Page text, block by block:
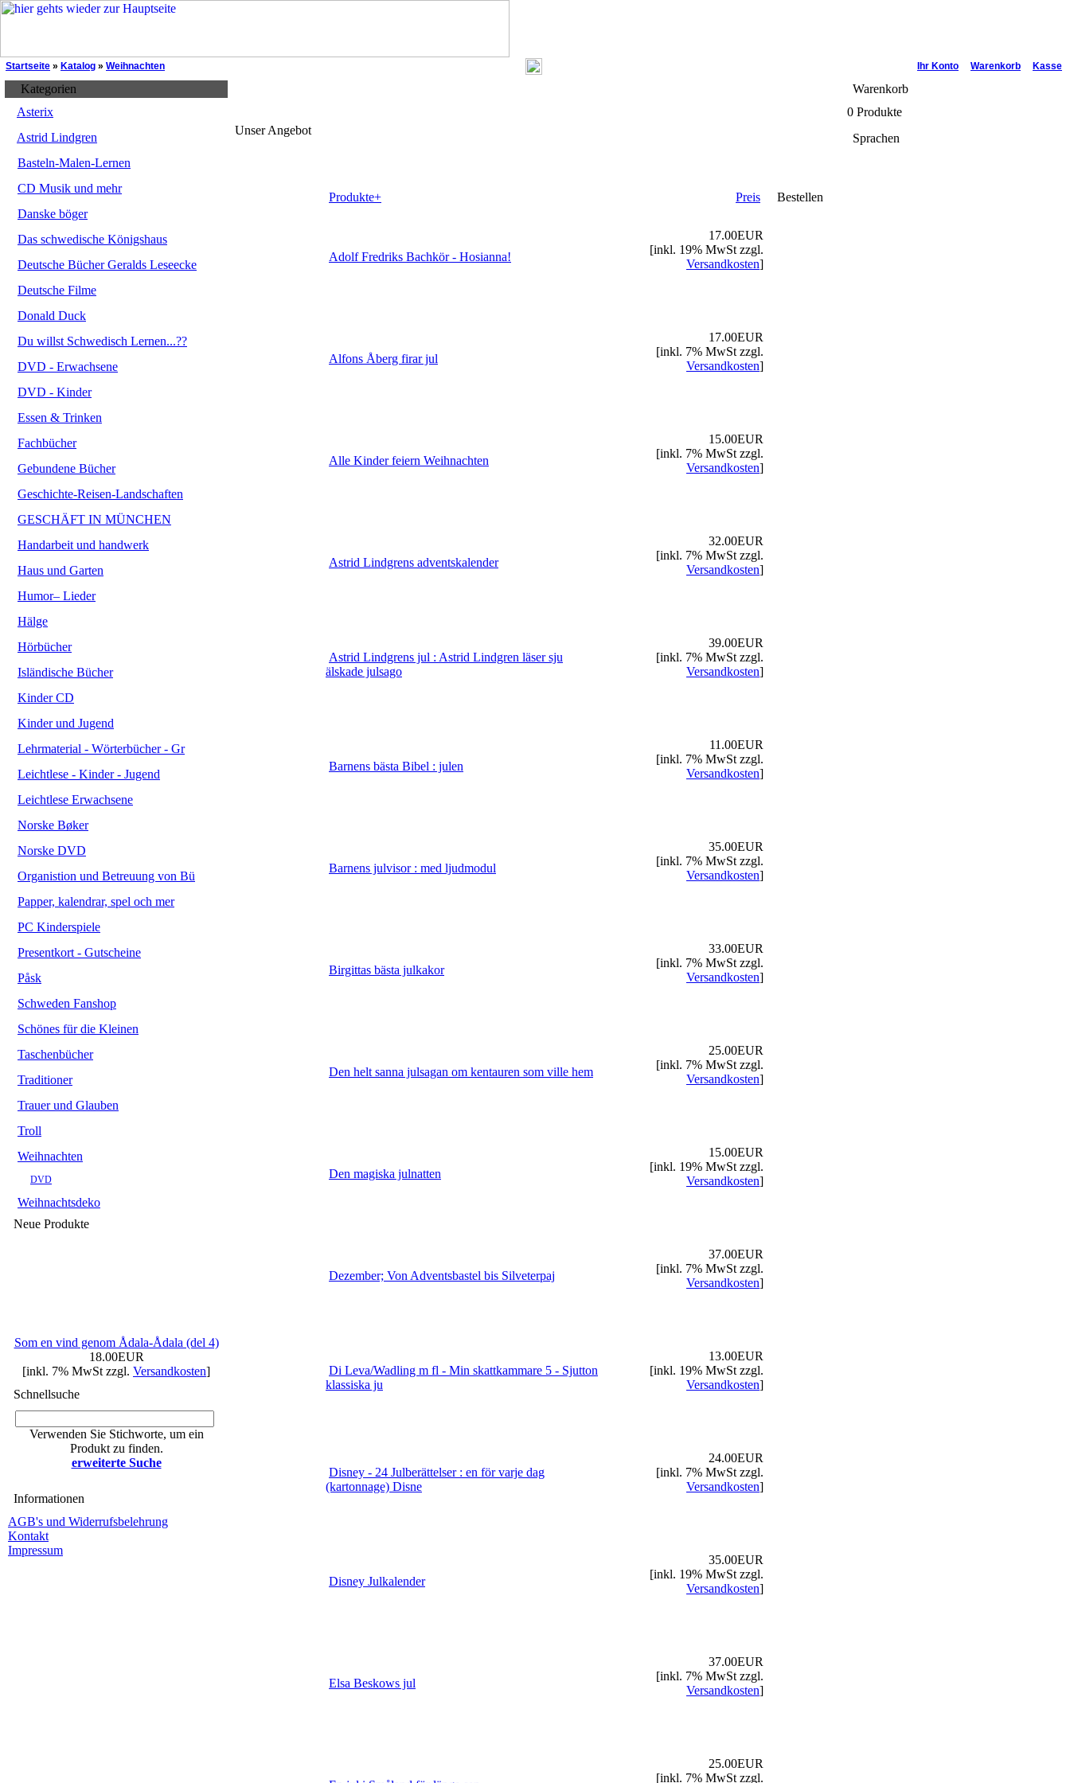
Startseite » Katalog » Weihnachten Ihr Konto Warenkorb Kasse
Kategorien
Asterix
Astrid Lindgren
Basteln-Malen-Lernen
CD Musik und mehr
Danske böger
Das schwedische Königshaus
Deutsche Bücher Geralds Leseecke
Deutsche Filme
Donald Duck
Du willst Schwedisch Lernen...??
DVD - Erwachsene
DVD - Kinder
Essen & Trinken
Fachbücher
Gebundene Bücher
Geschichte-Reisen-Landschaften
GESCHÄFT IN MÜNCHEN
Handarbeit und handwerk
Haus und Garten
Humor– Lieder
Hälge
Hörbücher
Isländische Bücher
Kinder CD
Kinder und Jugend
Lehrmaterial - Wörterbücher - Gr
Leichtlese - Kinder - Jugend
Leichtlese Erwachsene
Norske Bøker
Norske DVD
Organistion und Betreuung von Bü
Papper, kalendrar, spel och mer
PC Kinderspiele
Presentkort - Gutscheine
Påsk
Schweden Fanshop
Schönes für die Kleinen
Taschenbücher
Traditioner
Trauer und Glauben
Troll
Weihnachten
DVD
Weihnachtsdeko
Neue Produkte
Som en vind genom Ådala-Ådala (del 4)
18.00EUR
[inkl. 7% MwSt zzgl. Versandkosten]
Schnellsuche
Verwenden Sie Stichworte, um ein
Produkt zu finden.
erweiterte Suche
Informationen
AGB's und Widerrufsbelehrung
Kontakt
Impressum
Unser Angebot
Produkte+ Preis Bestellen
Adolf Fredriks Bachkör - Hosianna!
17.00EUR
[inkl. 19% MwSt zzgl.
Versandkosten]
Alfons Åberg firar jul
17.00EUR
[inkl. 7% MwSt zzgl.
Versandkosten]
Alle Kinder feiern Weihnachten
15.00EUR
[inkl. 7% MwSt zzgl.
Versandkosten]
Astrid Lindgrens adventskalender
32.00EUR
[inkl. 7% MwSt zzgl.
Versandkosten]
Astrid Lindgrens jul : Astrid Lindgren läser sju
älskade julsago
39.00EUR
[inkl. 7% MwSt zzgl.
Versandkosten]
Barnens bästa Bibel : julen
11.00EUR
[inkl. 7% MwSt zzgl.
Versandkosten]
Barnens julvisor : med ljudmodul
35.00EUR
[inkl. 7% MwSt zzgl.
Versandkosten]
Birgittas bästa julkakor
33.00EUR
[inkl. 7% MwSt zzgl.
Versandkosten]
Den helt sanna julsagan om kentauren som ville hem
25.00EUR
[inkl. 7% MwSt zzgl.
Versandkosten]
Den magiska julnatten
15.00EUR
[inkl. 19% MwSt zzgl.
Versandkosten]
Dezember; Von Adventsbastel bis Silveterpaj
37.00EUR
[inkl. 7% MwSt zzgl.
Versandkosten]
Di Leva/Wadling m fl - Min skattkammare 5 - Sjutton
klassiska ju
13.00EUR
[inkl. 19% MwSt zzgl.
Versandkosten]
Disney - 24 Julberättelser : en för varje dag
(kartonnage) Disne
24.00EUR
[inkl. 7% MwSt zzgl.
Versandkosten]
Disney Julkalender
35.00EUR
[inkl. 19% MwSt zzgl.
Versandkosten]
Elsa Beskows jul
37.00EUR
[inkl. 7% MwSt zzgl.
Versandkosten]
25.00EUR
[inkl. 7% MwSt zzgl.
Warenkorb
0 Produkte
Sprachen